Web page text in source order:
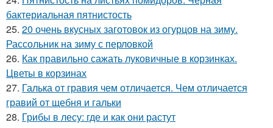
бактериальная пятнистость
25. 20 очень вкусных заготовок из огурцов на зиму.
Рассольник на зиму с перловкой
26. Как правильно сажать луковичные в корзинках.
Цветы в корзинах
27. Галька от гравия чем отличается. Чем отличается
гравий от щебня и гальки
28. Грибы в лесу: где и как они растут